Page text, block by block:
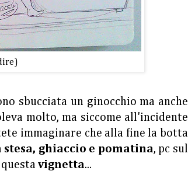
sbucciata un ginocchio ma anche
molto, ma siccome all'incidente
immaginare che alla fine la botta
stesa, ghiaccio e pomatina, pc sul
vignetta...